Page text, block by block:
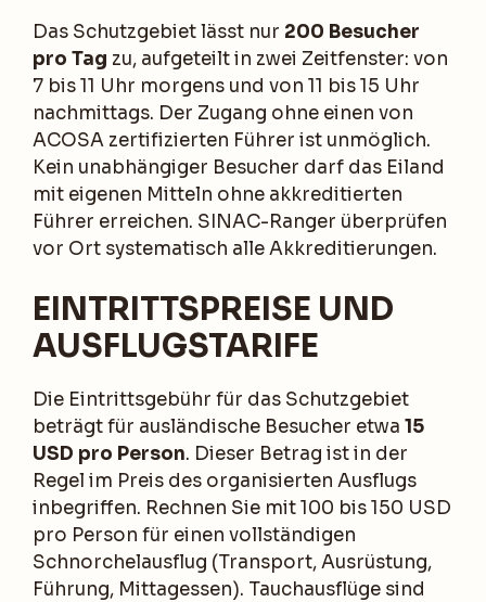
Das Schutzgebiet lässt nur 200 Besucher
pro Tag zu, aufgeteilt in zwei Zeitfenster: von
7 bis 11 Uhr morgens und von 11 bis 15 Uhr
nachmittags. Der Zugang ohne einen von
ACOSA zertifizierten Führer ist unmöglich.
Kein unabhängiger Besucher darf das Eiland
mit eigenen Mitteln ohne akkreditierten
Führer erreichen. SINAC-Ranger überprüfen
vor Ort systematisch alle Akkreditierungen.
EINTRITTSPREISE UND
AUSFLUGSTARIFE
Die Eintrittsgebühr für das Schutzgebiet
beträgt für ausländische Besucher etwa 15
USD pro Person. Dieser Betrag ist in der
Regel im Preis des organisierten Ausflugs
inbegriffen. Rechnen Sie mit 100 bis 150 USD
pro Person für einen vollständigen
Schnorchelausflug (Transport, Ausrüstung,
Führung, Mittagessen). Tauchausflüge sind